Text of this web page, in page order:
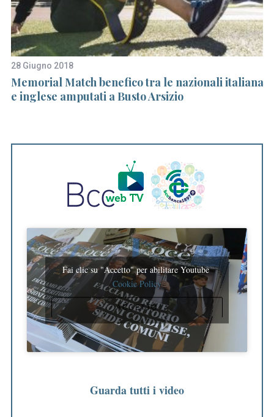
28 Giugno 2018
Memorial Match benefico tra le nazionali italiana
e inglese amputati a Busto Arsizio
Fai clic su "Accetto" per abilitare Youtube
Cookie Policy
ACCETTO
Guarda tutti i video
h
f
o
r
: